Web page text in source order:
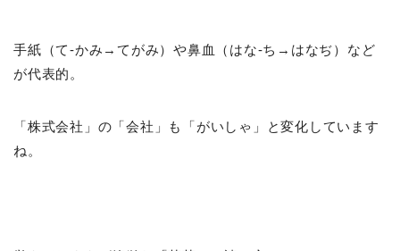
手紙（て-かみ→てがみ）や鼻血（はな-ち→はなぢ）など
が代表的。
「株式会社」の「会社」も「がいしゃ」と変化しています
ね。